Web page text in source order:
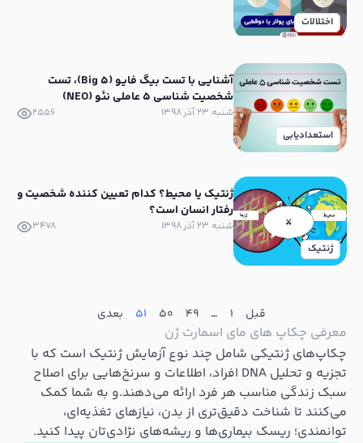
اختلالات
استعدادیابی
آشنایی با تست بیگ فایو (Big 5)، تست
شخصیت شناسی 5 عاملی نئو (NEO)
شنبه ۲۳ آذر ۱۳۹۸ 2556
ژنتیک
ژنتیک یا محیط؟ کدام تعیین کننده شخصیت و
رفتار انسان است؟
شنبه ۲۳ آذر ۱۳۹۸ 3478
قبل 1
…
49
50
51 بعدی
معرفی چکاپ های مای اسمارت ژن
چکاپ‌های ژنتیکی شامل چند نوع آزمایش ژنتیک است که با
تجزیه و تحلیل DNA افراد، اطلاعات و سرنخ‌هایی برای اصلاح
سبک زندگی مناسب هر فرد ارائه می‌دهند.و به شما کمک
می‌کنند تا شناخت دقیق‌تری از بدن، نیازهای تغذیه‌ای،
توانمندی؛ ریسک بیماری‌ها و ریشه‌های نژادی‌تان پیدا کنید.